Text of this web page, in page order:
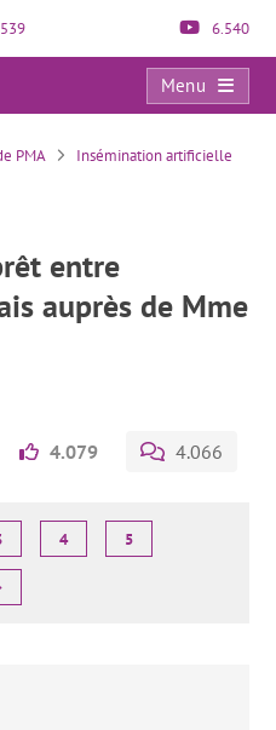
539 6.540
Menu
Témoignages de prêt entre particulier sans frais auprès de Mme Anita ROUSSEAU
PMA
Insémination artificielle
entre
auprès de Mme
4.079 4.066
4 5